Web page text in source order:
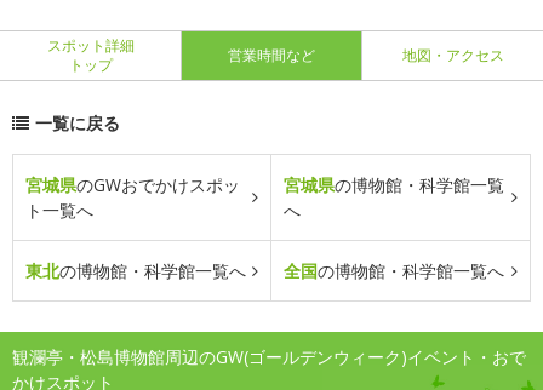
スポット詳細
トップ
営業時間など 地図・アクセス
一覧に戻る
宮城県のGWおでかけスポッ
ト一覧へ
宮城県の博物館・科学館一覧
へ
東北の博物館・科学館一覧へ 全国の博物館・科学館一覧へ
観瀾亭・松島博物館周辺のGW(ゴールデンウィーク)イベント・おで
かけスポット